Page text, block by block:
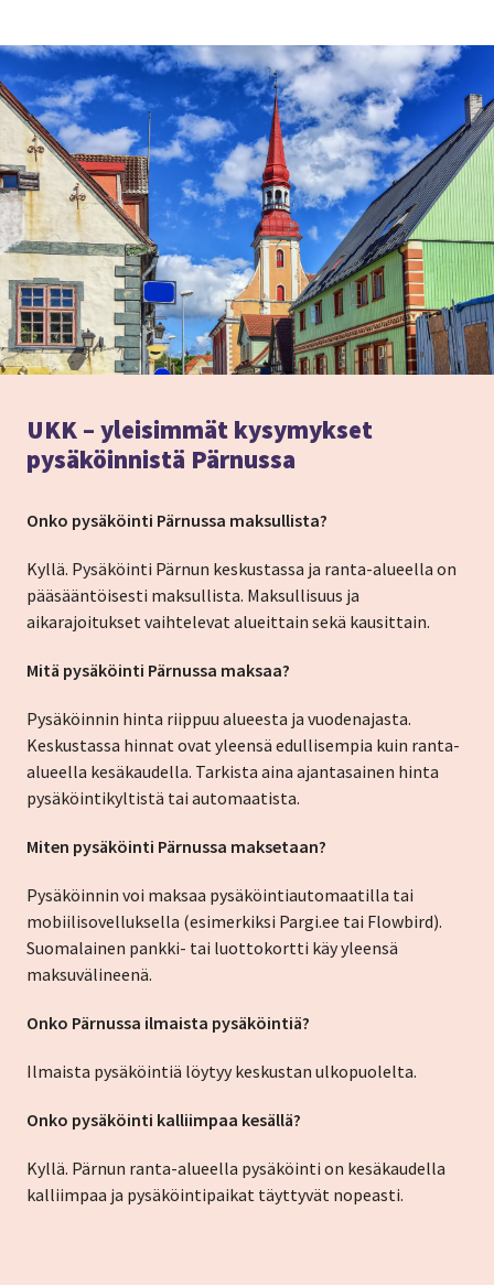
UKK – yleisimmät kysymykset
pysäköinnistä Pärnussa
Onko pysäköinti Pärnussa maksullista?
Kyllä. Pysäköinti Pärnun keskustassa ja ranta-alueella on
pääsääntöisesti maksullista. Maksullisuus ja
aikarajoitukset vaihtelevat alueittain sekä kausittain.
Mitä pysäköinti Pärnussa maksaa?
Pysäköinnin hinta riippuu alueesta ja vuodenajasta.
Keskustassa hinnat ovat yleensä edullisempia kuin ranta-
alueella kesäkaudella. Tarkista aina ajantasainen hinta
pysäköintikyltistä tai automaatista.
Miten pysäköinti Pärnussa maksetaan?
Pysäköinnin voi maksaa pysäköintiautomaatilla tai
mobiilisovelluksella (esimerkiksi Pargi.ee tai Flowbird).
Suomalainen pankki- tai luottokortti käy yleensä
maksuvälineenä.
Onko Pärnussa ilmaista pysäköintiä?
Ilmaista pysäköintiä löytyy keskustan ulkopuolelta.
Onko pysäköinti kalliimpaa kesällä?
Kyllä. Pärnun ranta-alueella pysäköinti on kesäkaudella
kalliimpaa ja pysäköintipaikat täyttyvät nopeasti.